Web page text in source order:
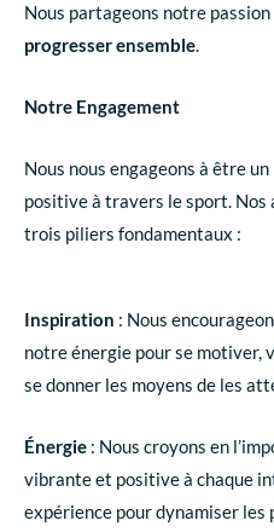
Nous partageons notre
progresser ensemble.
Notre Engagement
Nous nous engageons à être
positive à travers le sport. Nos
trois piliers fondamentaux :
Inspiration : Nous
notre énergie pour se motiver,
se donner les moyens de les
Énergie : Nous croyons en
vibrante et positive à chaque
expérience pour dynamiser les